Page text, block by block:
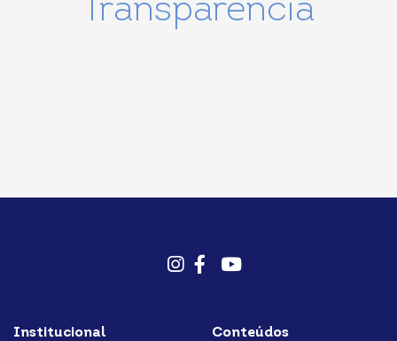
Transparência
Institucional Conteúdos